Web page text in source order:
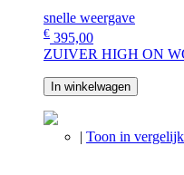
snelle weergave
€ 395,00
ZUIVER HIGH ON
In winkelwagen
| Toon in